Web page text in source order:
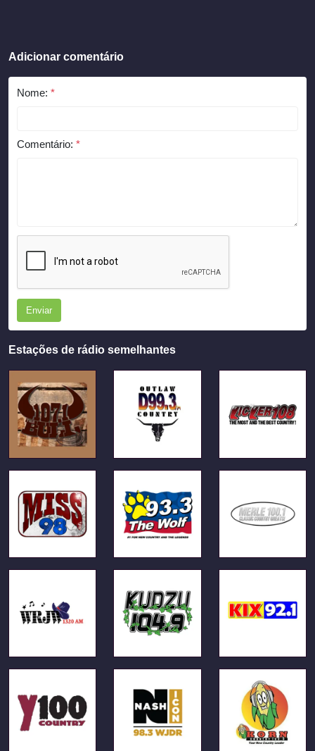
Adicionar comentário
Nome: *
Comentário: *
Enviar
Estações de rádio semelhantes